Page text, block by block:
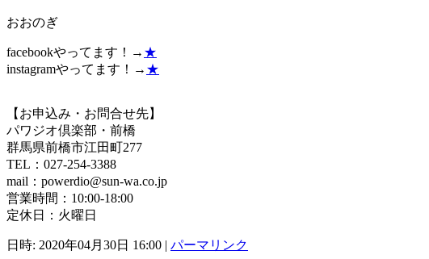
おおのぎ
facebookやってます！→ ★
instagramやってます！→ ★
【お申込み・お問合せ先】
パワジオ倶楽部・前橋
群馬県前橋市江田町277
TEL：027-254-3388
mail：powerdio@sun-wa.co.jp
営業時間：10:00-18:00
定休日：火曜日
日時: 2020年04月30日 16:00 | パーマリンク